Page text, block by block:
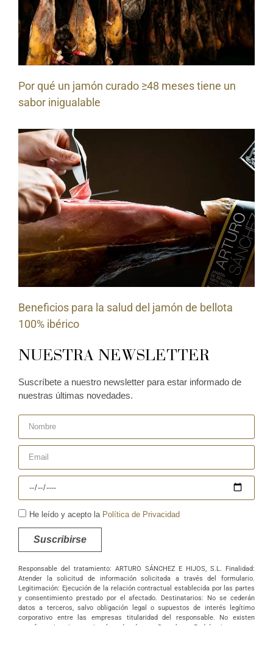
Por qué un jamón curado ≥48 meses tiene un
sabor inigualable
Beneficios para la salud del jamón de bellota
100% ibérico
NUESTRA NEWSLETTER
Suscríbete a nuestro newsletter para estar informado de
nuestras últimas novedades.
He leído y acepto la Política de Privacidad
Suscribirse
Responsable del tratamiento: ARTURO SÁNCHEZ E HIJOS, S.L. Finalidad:
Atender la solicitud de información solicitada a través del formulario.
Legitimación: Ejecución de la relación contractual establecida por las partes
y consentimiento prestado por el afectado. Destinatarios: No se cederán
datos a terceros, salvo obligación legal o supuestos de interés legítimo
corporativo entre las empresas titularidad del responsable. No existen
transferencias internacionales de datos. Derechos: Podrá ejercer sus